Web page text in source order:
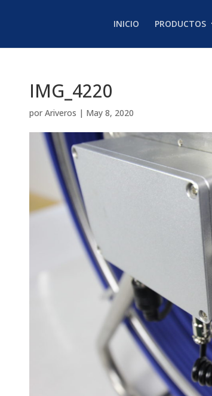
INICIO PRODUCTOS
IMG_4220
por Ariveros | May 8, 2020